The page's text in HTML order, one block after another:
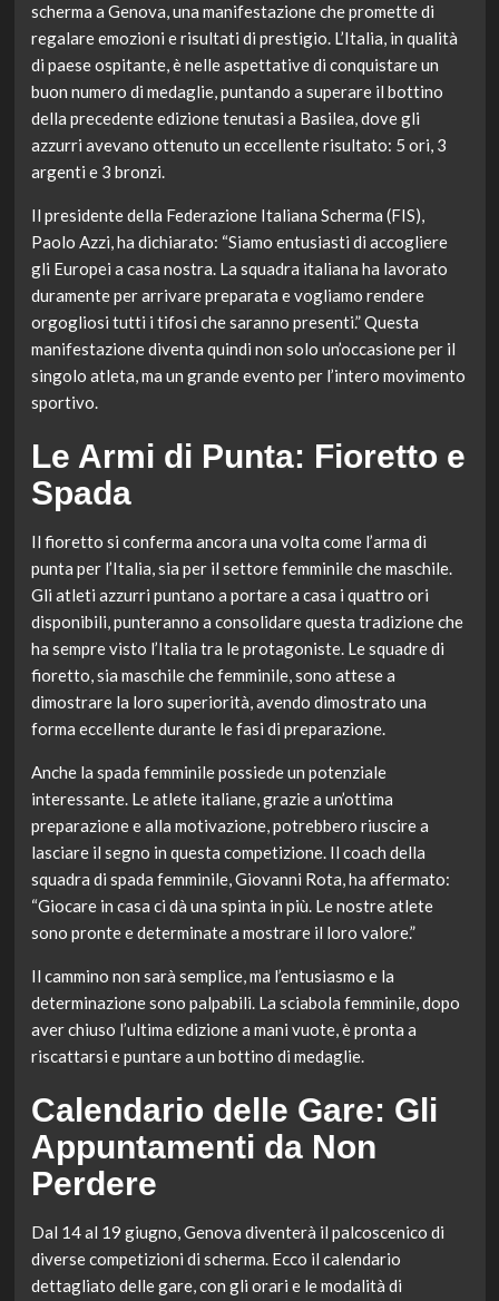
scherma a Genova, una manifestazione che promette di
regalare emozioni e risultati di prestigio. L’Italia, in qualità
di paese ospitante, è nelle aspettative di conquistare un
buon numero di medaglie, puntando a superare il bottino
della precedente edizione tenutasi a Basilea, dove gli
azzurri avevano ottenuto un eccellente risultato: 5 ori, 3
argenti e 3 bronzi.
Il presidente della Federazione Italiana Scherma (FIS),
Paolo Azzi, ha dichiarato: “Siamo entusiasti di accogliere
gli Europei a casa nostra. La squadra italiana ha lavorato
duramente per arrivare preparata e vogliamo rendere
orgogliosi tutti i tifosi che saranno presenti.” Questa
manifestazione diventa quindi non solo un’occasione per il
singolo atleta, ma un grande evento per l’intero movimento
sportivo.
Le Armi di Punta: Fioretto e
Spada
Il fioretto si conferma ancora una volta come l’arma di
punta per l’Italia, sia per il settore femminile che maschile.
Gli atleti azzurri puntano a portare a casa i quattro ori
disponibili, punteranno a consolidare questa tradizione che
ha sempre visto l’Italia tra le protagoniste. Le squadre di
fioretto, sia maschile che femminile, sono attese a
dimostrare la loro superiorità, avendo dimostrato una
forma eccellente durante le fasi di preparazione.
Anche la spada femminile possiede un potenziale
interessante. Le atlete italiane, grazie a un’ottima
preparazione e alla motivazione, potrebbero riuscire a
lasciare il segno in questa competizione. Il coach della
squadra di spada femminile, Giovanni Rota, ha affermato:
“Giocare in casa ci dà una spinta in più. Le nostre atlete
sono pronte e determinate a mostrare il loro valore.”
Il cammino non sarà semplice, ma l’entusiasmo e la
determinazione sono palpabili. La sciabola femminile, dopo
aver chiuso l’ultima edizione a mani vuote, è pronta a
riscattarsi e puntare a un bottino di medaglie.
Calendario delle Gare: Gli
Appuntamenti da Non
Perdere
Dal 14 al 19 giugno, Genova diventerà il palcoscenico di
diverse competizioni di scherma. Ecco il calendario
dettagliato delle gare, con gli orari e le modalità di